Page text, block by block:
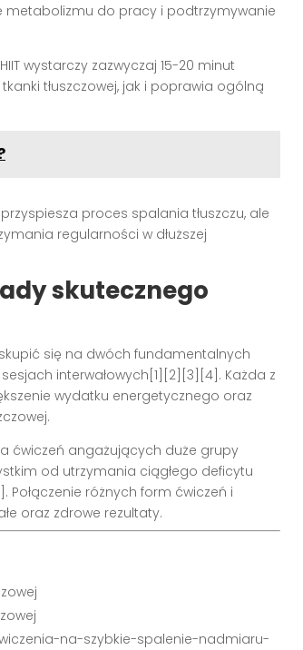
do pracy i podtrzymywanie
wystarczy zazwyczaj 15-20 minut
tłuszczowej, jak i poprawia ogólną
proces spalania tłuszczu, ale
regularności w dłuższej
skutecznego
się na dwóch fundamentalnych
interwałowych[1][2][3][4]. Każda z
wydatku energetycznego oraz
ćwiczeń angażujących duże grupy
od utrzymania ciągłego deficytu
Połączenie różnych form ćwiczeń i
oraz zdrowe rezultaty.
na-szybkie-spalenie-nadmiaru-